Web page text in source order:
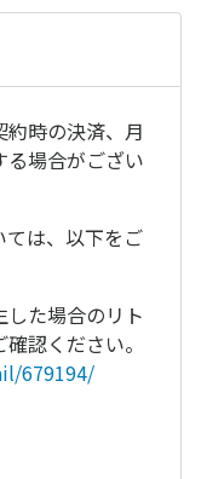
時の決済、月
る場合がござい
は、以下をご
た場合のリト
認ください。
679194/